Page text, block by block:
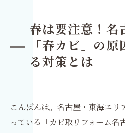
でもできる正しい換気と
名古屋の春は温度管理が
の室温コントロール術
春は要注意！名
「春カビ」の
る対策とは
こんばんは。名古屋・東海エリ
っている「カビ取リフォーム名